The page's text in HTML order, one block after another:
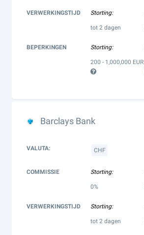
VERWERKINGSTIJD Storting:
tot 2 dagen
BEPERKINGEN Storting:
200 - 1,000,000 EUR
Barclays Bank
VALUTA: CHF
COMMISSIE Storting:
0%
VERWERKINGSTIJD Storting:
tot 2 dagen